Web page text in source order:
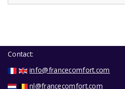
Contact:
info@francecomfort.com
nl@francecomfort.com